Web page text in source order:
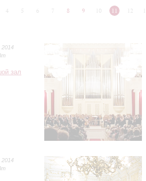
4 5 6 7 8 9 10 11 12
2014
зал
2014